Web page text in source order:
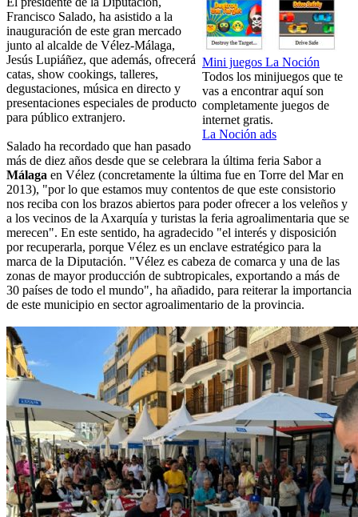
Mini juegos La Noción
Todos los minijuegos que te
vas a encontrar aquí son
completamente juegos de
internet gratis.
La Noción ads
Francisco Salado, ha asistido a la
inauguración de este gran mercado
junto al alcalde de Vélez-Málaga,
Jesús Lupiáñez, que además, ofrecerá
catas, show cookings, talleres,
degustaciones, música en directo y
presentaciones especiales de producto
para público extranjero.
Salado ha recordado que han pasado
más de diez años desde que se celebrara la última feria Sabor a
Málaga en Vélez (concretamente la última fue en Torre del Mar en
2013), "por lo que estamos muy contentos de que este consistorio
nos reciba con los brazos abiertos para poder ofrecer a los veleños y
a los vecinos de la Axarquía y turistas la feria agroalimentaria que se
merecen". En este sentido, ha agradecido "el interés y disposición
por recuperarla, porque Vélez es un enclave estratégico para la
marca de la Diputación. "Vélez es cabeza de comarca y una de las
zonas de mayor producción de subtropicales, exportando a más de
30 países de todo el mundo", ha añadido, para reiterar la importancia
de este municipio en sector agroalimentario de la provincia.